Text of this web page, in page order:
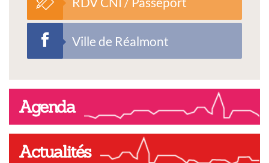
Ville de Réalmont
Agenda
Actualités